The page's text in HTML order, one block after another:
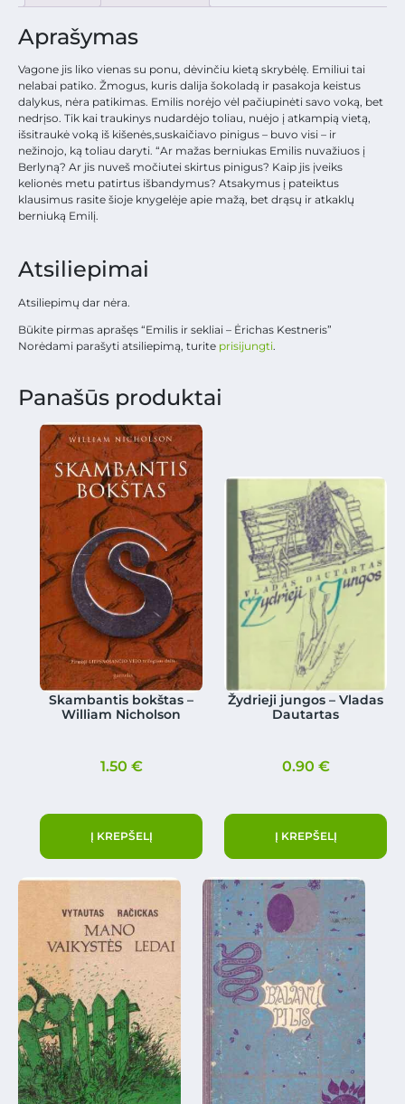
Aprašymas
Vagone jis liko vienas su ponu, dėvinčiu kietą skrybėlę. Emiliui tai
nelabai patiko. Žmogus, kuris dalija šokoladą ir pasakoja keistus
dalykus, nėra patikimas. Emilis norėjo vėl pačiupinėti savo voką, bet
nedrįso. Tik kai traukinys nudardėjo toliau, nuėjo į atkampią vietą,
išsitraukė voką iš kišenės,suskaičiavo pinigus – buvo visi – ir
nežinojo, ką toliau daryti. “Ar mažas berniukas Emilis nuvažiuos į
Berlyną? Ar jis nuveš močiutei skirtus pinigus? Kaip jis įveiks
kelionės metu patirtus išbandymus? Atsakymus į pateiktus
klausimus rasite šioje knygelėje apie mažą, bet drąsų ir atkaklų
berniuką Emilį.
Atsiliepimai
Atsiliepimų dar nėra.
Būkite pirmas aprašęs “Emilis ir sekliai – Ėrichas Kestneris”
Norėdami parašyti atsiliepimą, turite prisijungti.
Panašūs produktai
Skambantis bokštas –
William Nicholson
1.50 €
Į KREPŠELĮ
Žydrieji jungos – Vladas
Dautartas
0.90 €
Į KREPŠELĮ